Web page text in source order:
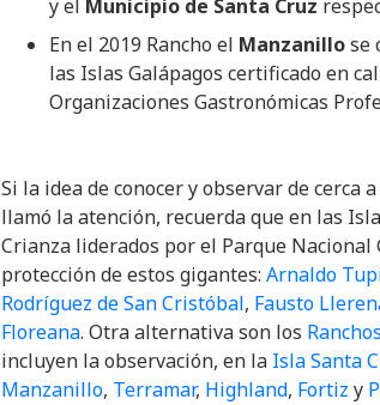
y el Municipio de Santa Cruz
En el 2019 Rancho el Manzanillose
las Islas Galápagos certificado en
Organizaciones Gastronómicas
Si la idea de conocer y observar de cerca
llamó la atención, recuerda que en las
Crianza liderados por el Parque Nacional
protección de estos gigantes: Arnaldo
Rodríguez de San Cristóbal, Fausto
Floreana. Otra alternativa son los
incluyen la observación, en la Isla Santa
Manzanillo, Terramar, Highland, Fortiz y